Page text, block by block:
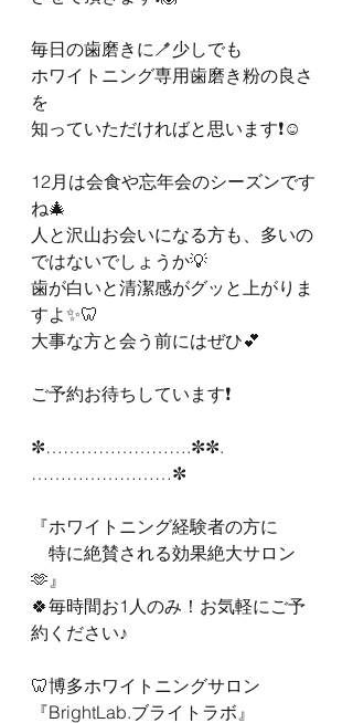
毎日の歯磨きに🪥少しでも
ホワイトニング専用歯磨き粉の良さ
を
知っていただければと思います❗️☺️
12月は会食や忘年会のシーズンです
ね🎄
人と沢山お会いになる方も、多いの
ではないでしょうか💡
歯が白いと清潔感がグッと上がりま
すよ✨🦷
大事な方と会う前にはぜひ💕
ご予約お待ちしています❗️
✼…………………….✼✼.
……………………✼
『ホワイトニング経験者の方に
特に絶賛される効果絶大サロン
🫶』
🍀毎時間お1人のみ！お気軽にご予
約ください♪
🦷博多ホワイトニングサロン
『BrightLab.ブライトラボ』